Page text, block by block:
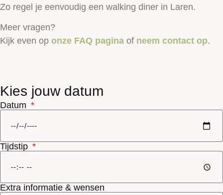
Zo regel je eenvoudig een walking diner in Laren.
Meer vragen?
Kijk even op onze FAQ pagina of neem contact op.
Kies jouw datum
Datum
Tijdstip
Extra informatie & wensen